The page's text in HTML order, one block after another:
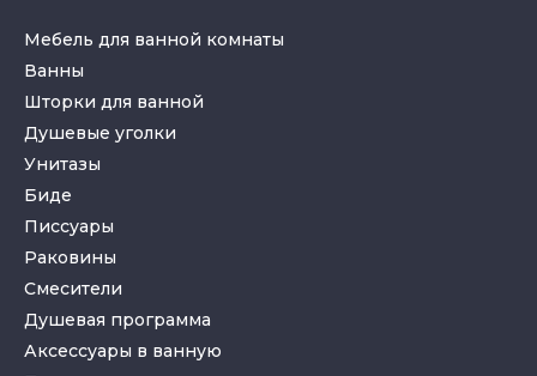
Мебель для ванной комнаты
Ванны
Шторки для ванной
Душевые уголки
Унитазы
Биде
Писсуары
Раковины
Смесители
Душевая программа
Аксессуары в ванную